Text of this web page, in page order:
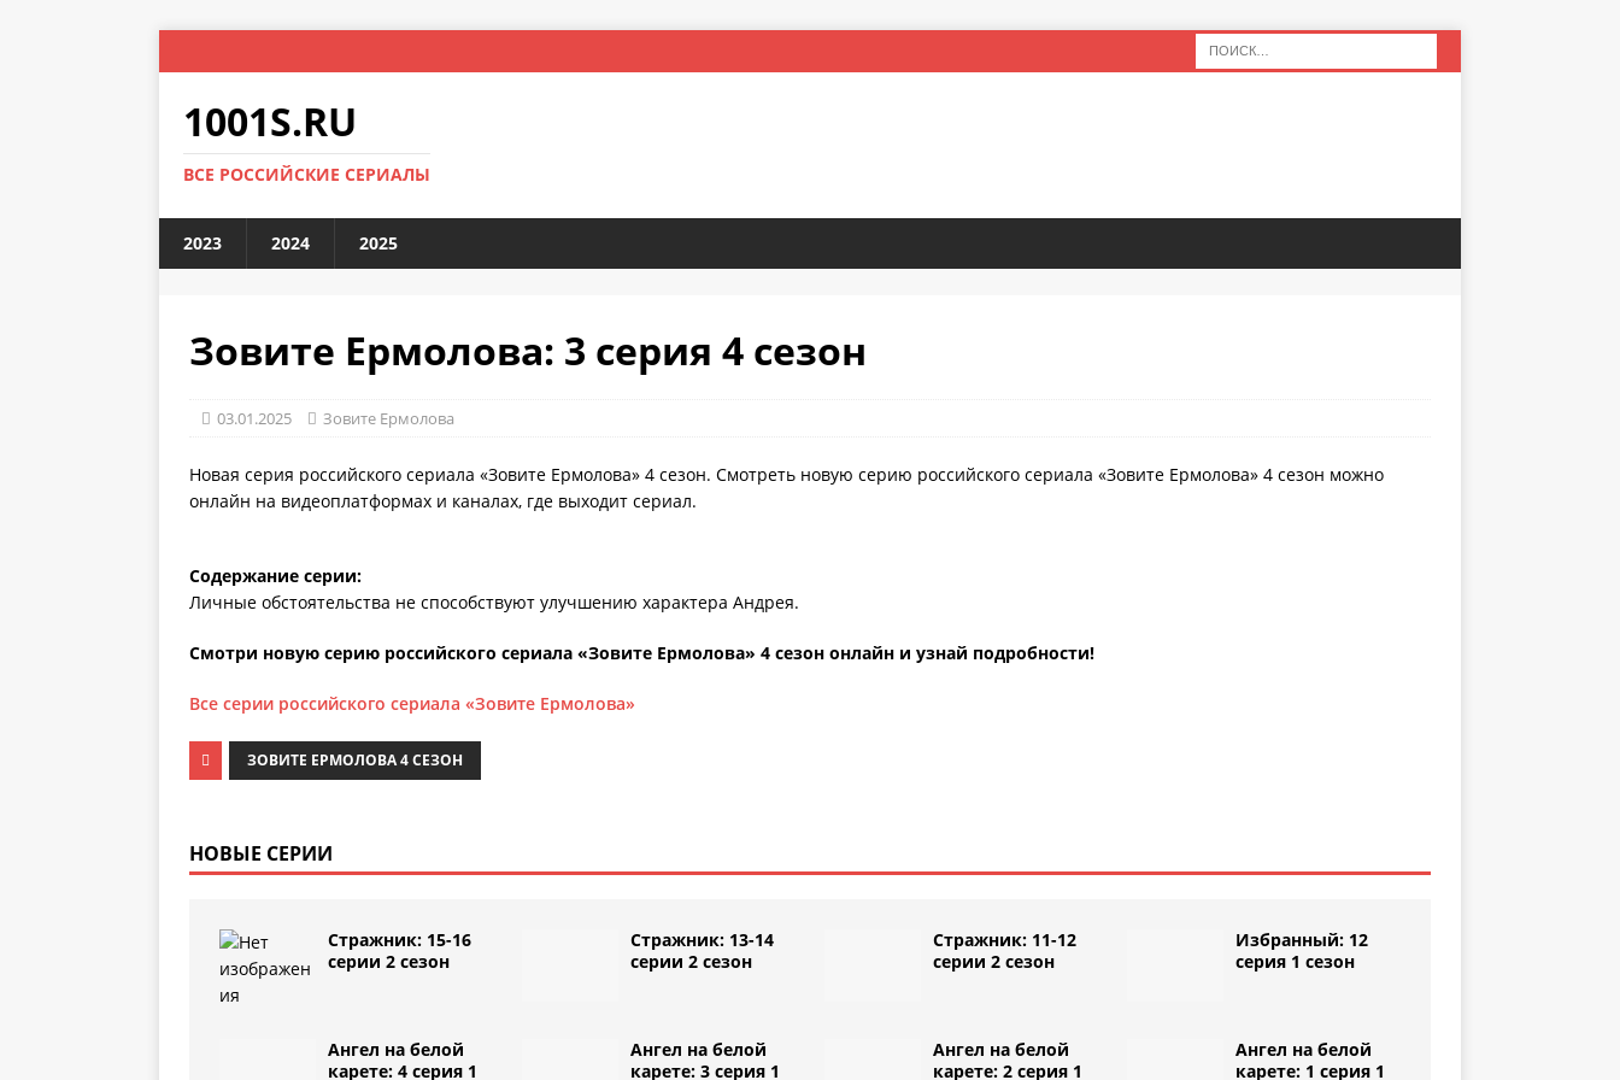
1001S.RU
ВСЕ РОССИЙСКИЕ СЕРИАЛЫ
2023 2024 2025
Зовите Ермолова: 3 серия 4 сезон
03.01.2025 Зовите Ермолова
Новая серия российского сериала «Зовите Ермолова» 4 сезон. Смотреть новую серию российского сериала «Зовите Ермолова» 4 сезон можно
онлайн на видеоплатформах и каналах, где выходит сериал.
Содержание серии:
Личные обстоятельства не способствуют улучшению характера Андрея.
Смотри новую серию российского сериала «Зовите Ермолова» 4 сезон онлайн и узнай подробности!
Все серии российского сериала «Зовите Ермолова»
ЗОВИТЕ ЕРМОЛОВА 4 СЕЗОН
НОВЫЕ СЕРИИ
Стражник: 15-16
серии 2 сезон
Стражник: 13-14
серии 2 сезон
Стражник: 11-12
серии 2 сезон
Избранный: 12
серия 1 сезон
Ангел на белой
карете: 4 серия 1
Ангел на белой
карете: 3 серия 1
Ангел на белой
карете: 2 серия 1
Ангел на белой
карете: 1 серия 1